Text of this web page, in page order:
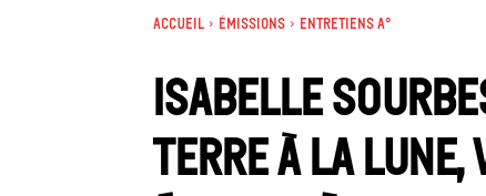
Accueil Émissions Entretiens A°
Isabelle
Terre à la